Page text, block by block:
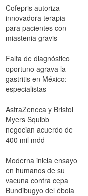
Cofepris autoriza
innovadora terapia
para pacientes con
miastenia gravis
Falta de diagnóstico
oportuno agrava la
gastritis en México:
especialistas
AstraZeneca y Bristol
Myers Squibb
negocian acuerdo de
400 mil mdd
Moderna inicia ensayo
en humanos de su
vacuna contra cepa
Bundibugyo del ébola